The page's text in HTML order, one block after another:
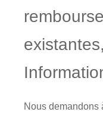
Nous demandons